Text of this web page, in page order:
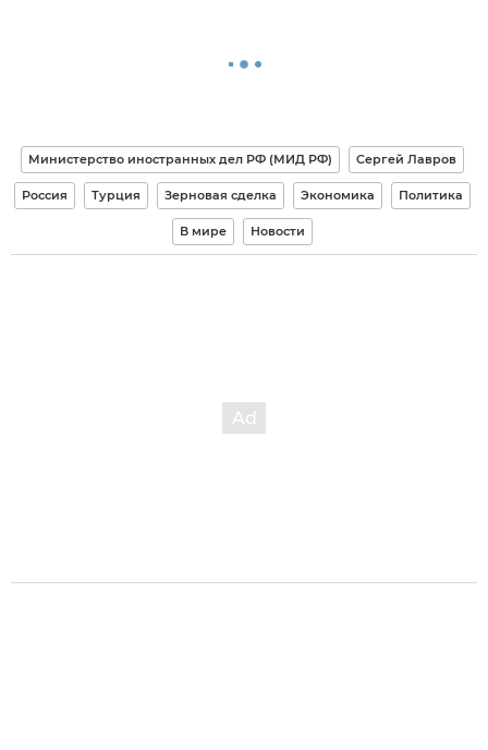
Министерство иностранных дел РФ (МИД РФ) Сергей Лавров
Россия Турция Зерновая сделка Экономика Политика
В мире Новости